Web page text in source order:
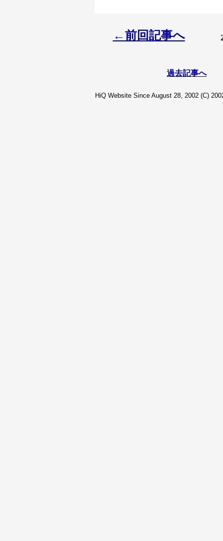
←前回記事へ
過去記事へ
HiQ Website Since August 28, 2002 (C)